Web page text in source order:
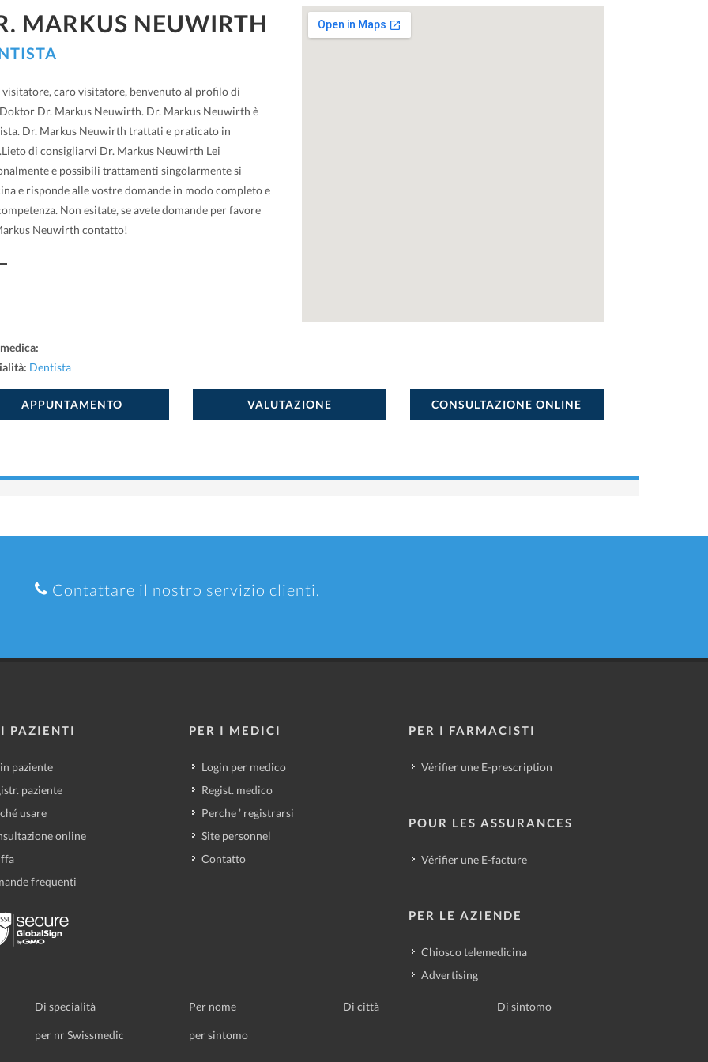
MARKUS NEUWIRTH
visitatore, caro visitatore, benvenuto al profilo di
Dr. Markus Neuwirth. Dr. Markus Neuwirth è
Dr. Markus Neuwirth trattati e praticato in
di consigliarvi Dr. Markus Neuwirth Lei
e possibili trattamenti singolarmente si
e risponde alle vostre domande in modo completo e
Non esitate, se avete domande per favore
Neuwirth contatto!
Dentista
APPUNTAMENTO VALUTAZIONE CONSULTAZIONE ONLINE
Contattare il nostro servizio clienti.
I PAZIENTI
paziente
paziente
usare
online
frequenti
PER I MEDICI
Login per medico
Regist. medico
Perche ’ registrarsi
Site personnel
Contatto
PER I FARMACISTI
Vérifier une E-prescription
POUR LES ASSURANCES
Vérifier une E-facture
PER LE AZIENDE
Chiosco telemedicina
Advertising
Di specialità Per nome Di città Di sintomo
per nr Swissmedic per sintomo